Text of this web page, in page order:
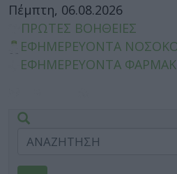
Πέμπτη, 06.08.2026
ΠΡΩΤΕΣ ΒΟΗΘΕΙΕΣ
ΕΦΗΜΕΡΕΥΟΝΤΑ
ΕΦΗΜΕΡΕΥΟΝΤΑ